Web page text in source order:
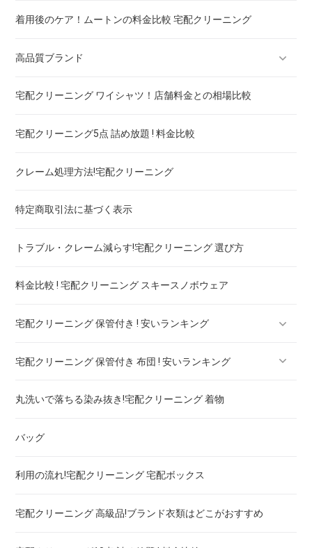
着用後のケア！ムートンの料金比較 宅配クリーニング
高品質ブランド
ブランドスーツ！宅配クリーニング 高品質 料金 比較
ブランドコート！宅配クリーニング 高品質 料金 比較
ブランドワンピース！宅配クリーニング 高品質 料金 比較
スカート・パンツ
セーター・カーディガン
スラックス
ブランドジャケット！宅配クリーニング 高品質 料金 比較
ブランドブラウス！宅配クリーニング 高品質 料金 比較
ブランドネクタイ！宅配クリーニング 高品質 料金 比較
ドレス！宅配クリーニング 高品質 料金 比較
ウェディングドレス
ブランドワイシャツ！宅配クリーニング 高品質 料金 比較
宅配クリーニング ワイシャツ！店舗料金との相場比較
宅配クリーニング5点 詰め放題 ! 料金比較
クレーム処理方法!宅配クリーニング
特定商取引法に基づく表示
トラブル・クレーム減らす!宅配クリーニング 選び方
料金比較 ! 宅配クリーニング スキースノボウェア
宅配クリーニング 保管付き ! 安いランキング
宅配クリーニング 保管付き ブーツ ! 安いランキング
宅配クリーニング 保管付き コート ! 安いランキング
宅配クリーニング 保管付き ダウン ! 安いランキング
宅配クリーニング 保管付き スノボーウェア ! 安いランキング
宅配クリーニング 保管付き 布団 ! 安いランキング
宅配クリーニング 保管付き 羽毛布団 ! 安いランキング
宅配クリーニング 保管付き 毛布 ! 安いランキング
丸洗いで落ちる染み抜き!宅配クリーニング 着物
バッグ
利用の流れ!宅配クリーニング 宅配ボックス
宅配クリーニング 高級品!ブランド衣類はどこがおすすめ